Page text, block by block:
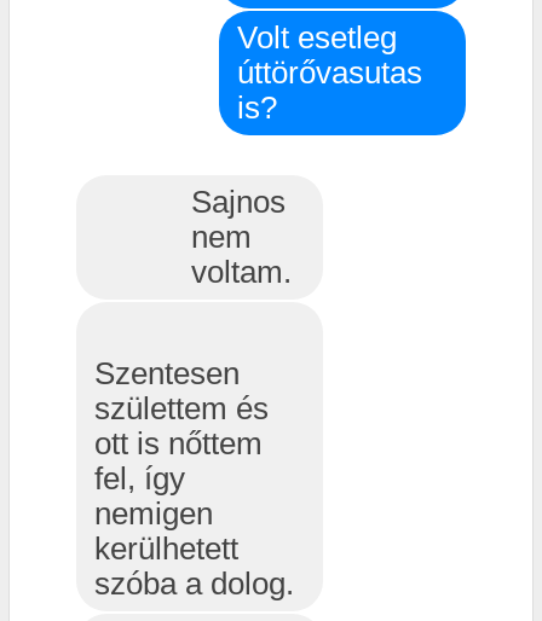
Volt esetleg
úttörővasutas
is?
Sajnos
nem
voltam.
Szentesen
születtem és
ott is nőttem
fel, így
nemigen
kerülhetett
szóba a dolog.